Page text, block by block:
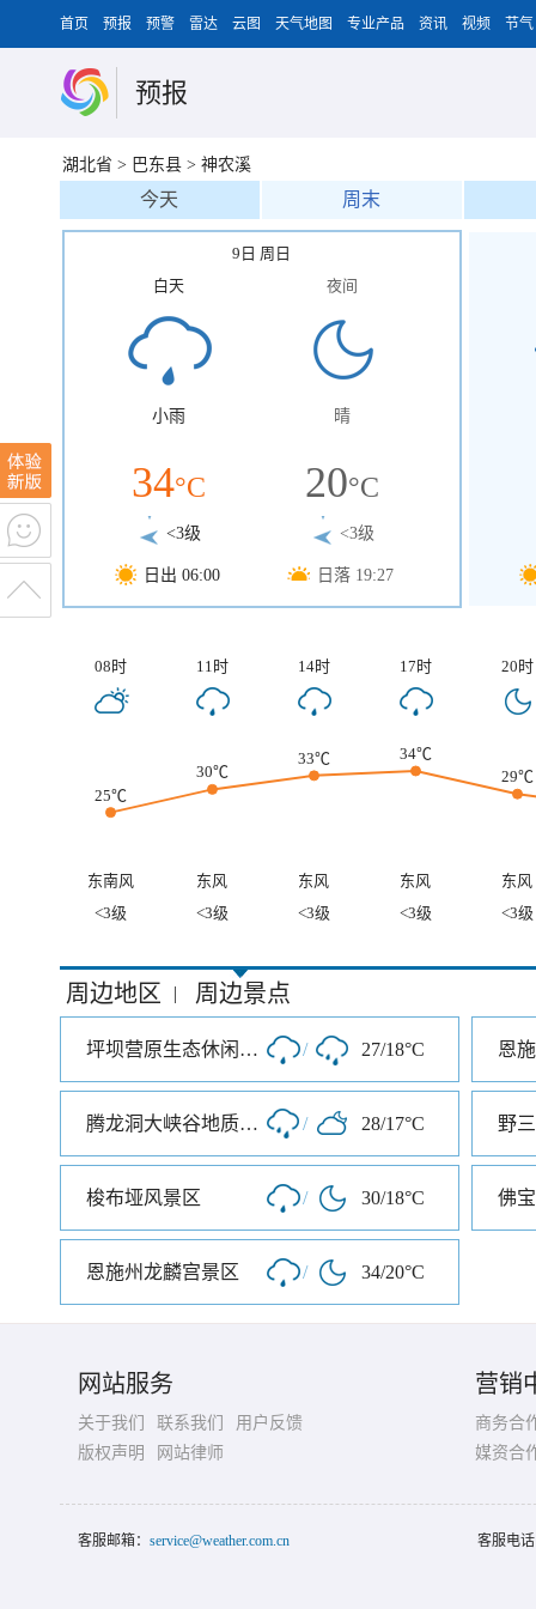
首页 预报 预警 雷达 云图 天气地图 专业产品 资讯 视频 节气
预报
湖北省 > 巴东县 > 神农溪
今天 周末
9日 周日
白天
小雨
34°C
<3级
日出 06:00
夜间
晴
20°C
<3级
日落 19:27
08时 11时 14时 17时 20时
25℃
30℃
33℃
34℃
29℃
东南风 东风 东风 东风
东风
<3级
<3级 <3级 <3级 <3级
周边地区 | 周边景点
坪坝营原生态休闲旅游区 / 27/18°C 恩
腾龙洞大峡谷地质公园 / 28/17°C 野
梭布垭风景区 / 30/18°C 佛
恩施州龙麟宫景区 / 34/20°C
网站服务
关于我们 联系我们
用户反馈
版权声明
网站律师
营销
商务合
媒资合
客服邮箱： service@weather.com.cn 客服电